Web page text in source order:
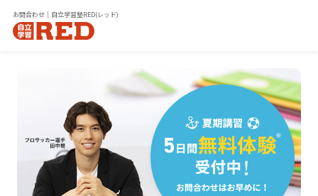
お問合わせ｜自立学習塾RED(レッド)